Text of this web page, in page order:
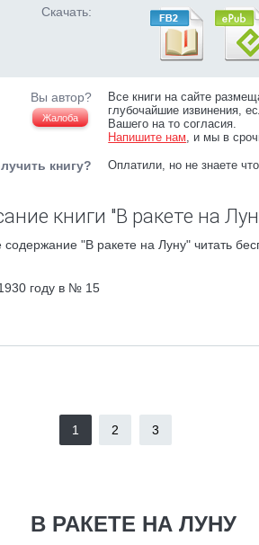
Скачать:
Вы автор?
Жалоба
Все книги на сайте
глубочайшие извинения,
Вашего на то согласия.
Напишите нам, и мы в
книгу? Оплатили, но не знаете
книги "В ракете на
"В ракете на Луну" читать
году в № 15
1 2 3
В РАКЕТЕ НА ЛУНУ